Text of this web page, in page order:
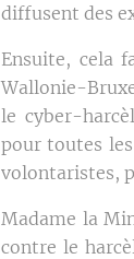
diffusent des
Ensuite, cela
Wallonie-
le cyber-
pour toutes
volontaristes,
Madame la
contre le